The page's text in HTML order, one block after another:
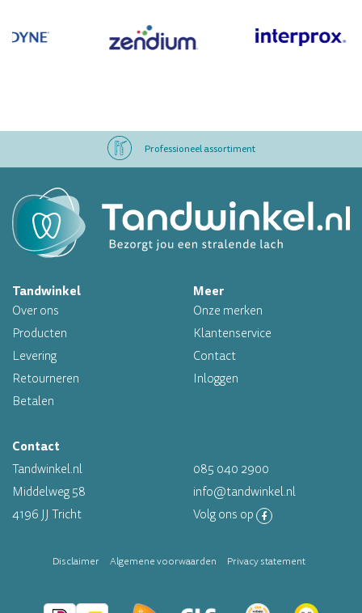
Professioneel assortiment
Op werkdagen voor 16.00 uur besteld, morgen in huis
Professioneel assortiment
Altijd op voorraad
Tandwinkel
Over ons
Producten
Levering
Retourneren
Betalen
Meer
Onze merken
Klantenservice
Contact
Inloggen
Contact
Tandwinkel.nl
Middelweg 58
4196 JJ Tricht
085 040 2900
info@tandwinkel.nl
Volg ons op
Disclaimer Algemene voorwaarden Privacy statement